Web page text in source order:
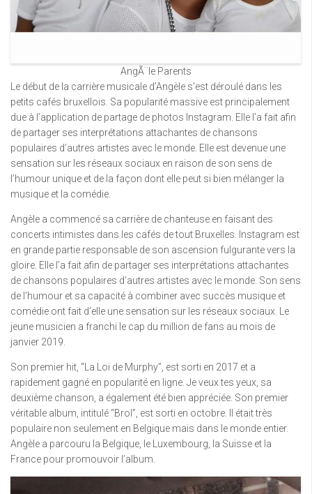
AngÃ¨le Parents
Le début de la carrière musicale d’Angèle s’est déroulé dans les
petits cafés bruxellois. Sa popularité massive est principalement
due à l’application de partage de photos Instagram. Elle l’a fait afin
de partager ses interprétations attachantes de chansons
populaires d’autres artistes avec le monde. Elle est devenue une
sensation sur les réseaux sociaux en raison de son sens de
l’humour unique et de la façon dont elle peut si bien mélanger la
musique et la comédie.
Angèle a commencé sa carrière de chanteuse en faisant des
concerts intimistes dans les cafés de tout Bruxelles. Instagram est
en grande partie responsable de son ascension fulgurante vers la
gloire. Elle l’a fait afin de partager ses interprétations attachantes
de chansons populaires d’autres artistes avec le monde. Son sens
de l’humour et sa capacité à combiner avec succès musique et
comédie ont fait d’elle une sensation sur les réseaux sociaux. Le
jeune musicien a franchi le cap du million de fans au mois de
janvier 2019.
Son premier hit, “La Loi de Murphy”, est sorti en 2017 et a
rapidement gagné en popularité en ligne. Je veux tes yeux, sa
deuxième chanson, a également été bien appréciée. Son premier
véritable album, intitulé “Brol”, est sorti en octobre. Il était très
populaire non seulement en Belgique mais dans le monde entier.
Angèle a parcouru la Belgique, le Luxembourg, la Suisse et la
France pour promouvoir l’album.